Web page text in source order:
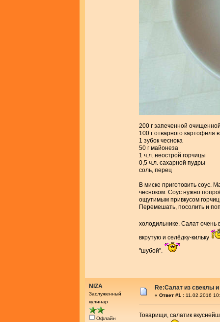
200 г запеченной
100 г отварного картофеля
1 зубок чеснока
50 г майонеза
1 ч.л. неострой горчицы
0,5 ч.л. сахарной пудры
соль, перец
В миске приготовить соус.
чесноком. Соус нужно
ощутимым привкусом
Перемешать, посолить и
холодильнике. Салат очень
вкрутую и селёдку-кильку
"шубой".
NIZA
Заслуженный
кулинар
Офлайн
Re:Салат из свеклы
« Ответ #1 : 11.02.2016
Товарищи, салатик